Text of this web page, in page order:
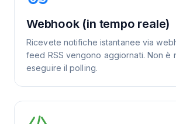
Webhook (in tempo reale)
Ricevete notifiche istantanee via
feed RSS vengono aggiornati. Non è
eseguire il polling.